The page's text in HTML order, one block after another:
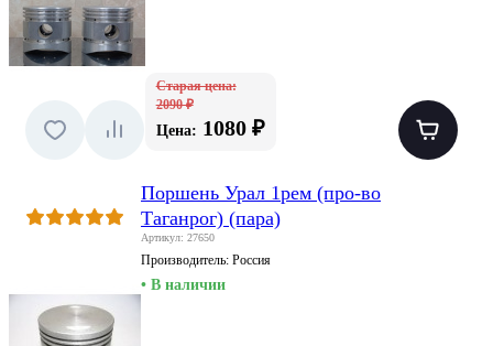
Старая цена:
2090 ₽
Цена: 1080 ₽
Поршень Урал 1рем (про-во
Таганрог) (пара)
Артикул: 27650
Производитель: Россия
• В наличии